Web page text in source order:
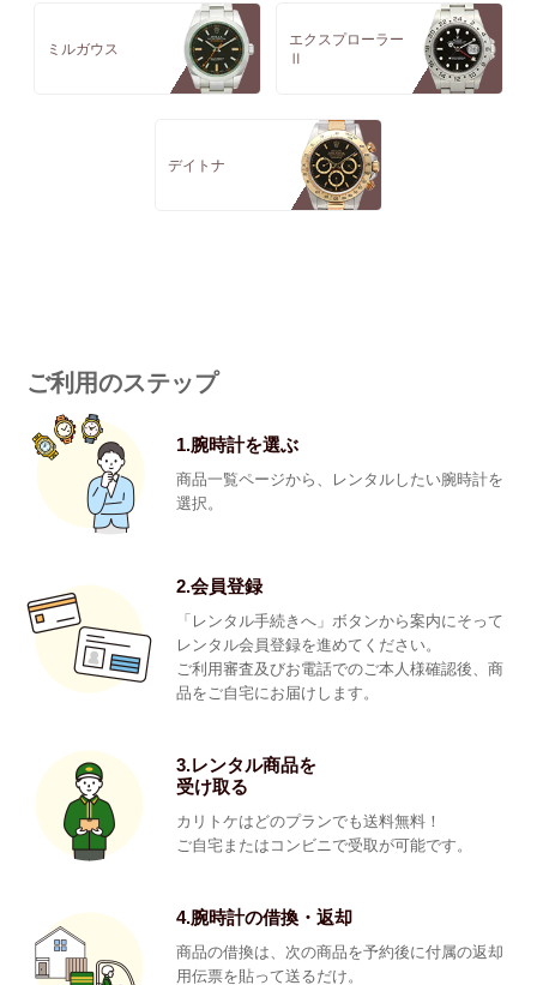
ミルガウス
エクスプローラー
Ⅱ
デイトナ
ご利用のステップ
1.腕時計を選ぶ
商品一覧ページから、レンタルしたい腕時計を
選択。
2.会員登録
「レンタル手続きへ」ボタンから案内にそって
レンタル会員登録を進めてください。
ご利用審査及びお電話でのご本人様確認後、商
品をご自宅にお届けします。
3.レンタル商品を
受け取る
カリトケはどのプランでも送料無料！
ご自宅またはコンビニで受取が可能です。
4.腕時計の借換・返却
商品の借換は、次の商品を予約後に付属の返却
用伝票を貼って送るだけ。